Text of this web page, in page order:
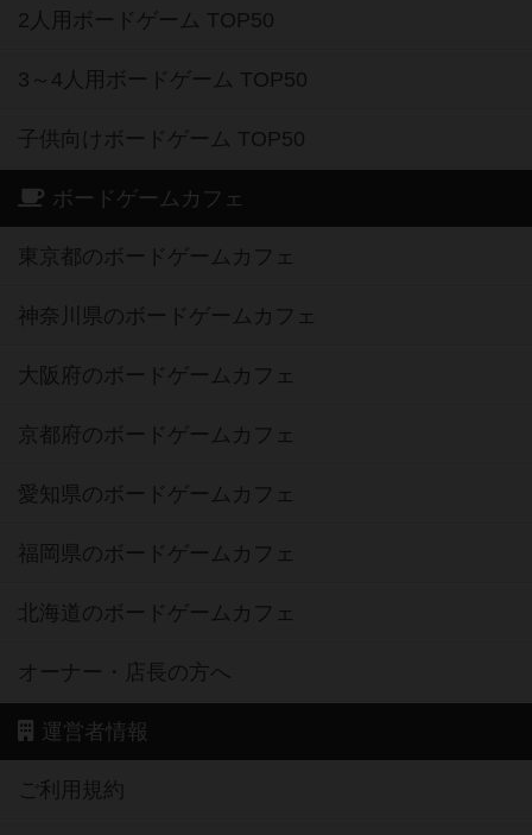
2人用ボードゲーム TOP50
3～4人用ボードゲーム TOP50
子供向けボードゲーム TOP50
ボードゲームカフェ
東京都のボードゲームカフェ
神奈川県のボードゲームカフェ
大阪府のボードゲームカフェ
京都府のボードゲームカフェ
愛知県のボードゲームカフェ
福岡県のボードゲームカフェ
北海道のボードゲームカフェ
オーナー・店長の方へ
運営者情報
ご利用規約